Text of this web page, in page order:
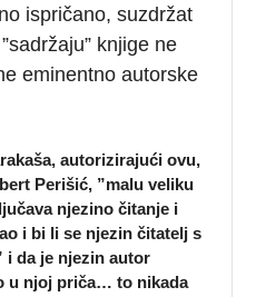
ispričano, suzdržat
knjige ne
eminentno autorske
autorizirajući ovu,
Perišić, ”malu veliku
njezino čitanje i
i bi li se njezin čitatelj s
i da je njezin autor
u njoj priča… to nikada